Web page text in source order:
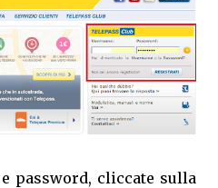
password, cliccate sulla